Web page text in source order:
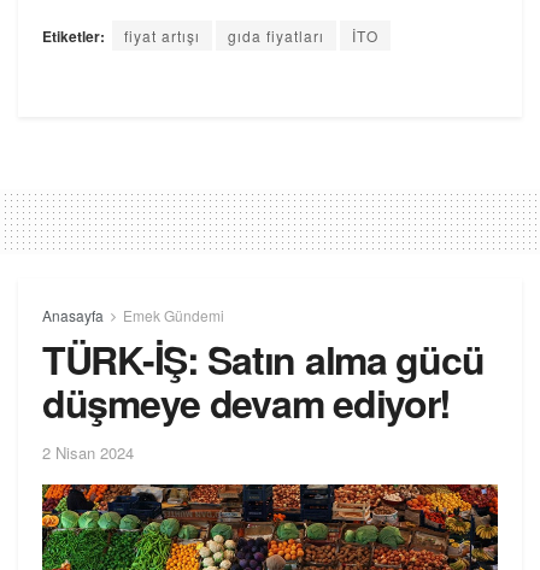
Etiketler: fiyat artışı gıda fiyatları İTO
Anasayfa Emek Gündemi
TÜRK-İŞ: Satın alma gücü
düşmeye devam ediyor!
2 Nisan 2024